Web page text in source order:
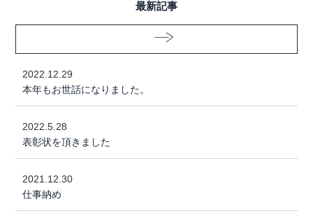
最新記事
2022.12.29
本年もお世話になりました。
2022.5.28
表彰状を頂きました
2021.12.30
仕事納め